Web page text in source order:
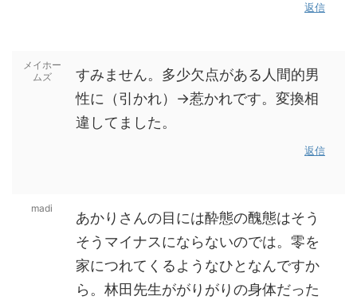
返信
メイホー
ムズ
すみません。多少欠点がある人間的男
性に（引かれ）→惹かれです。変換相
違してました。
返信
madi
あかりさんの目には酔態の醜態はそう
そうマイナスにならないのでは。零を
家につれてくるようなひとなんですか
ら。林田先生ががりがりの身体だった